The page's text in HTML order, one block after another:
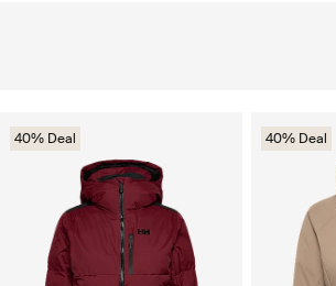
40% Deal 40% Deal